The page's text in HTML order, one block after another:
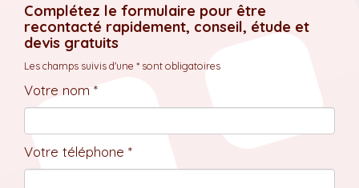
Complétez le formulaire pour être
recontacté rapidement, conseil, étude et
devis gratuits
Les champs suivis d'une * sont obligatoires
Votre nom *
Votre téléphone *